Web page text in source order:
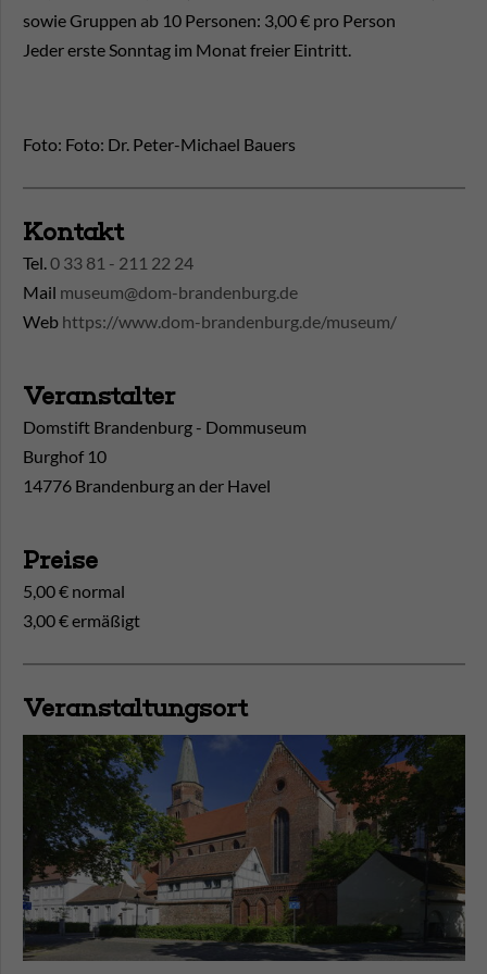
sowie Gruppen ab 10 Personen: 3,00 € pro Person
Jeder erste Sonntag im Monat freier Eintritt.
Foto: Foto: Dr. Peter-Michael Bauers
Kontakt
Tel.0 33 81 - 211 22 24
Mail museum@dom-brandenburg.de
Web https://www.dom-brandenburg.de/museum/
Veranstalter
Domstift Brandenburg - Dommuseum
Burghof 10
14776 Brandenburg an der Havel
Preise
5,00 € normal
3,00 € ermäßigt
Veranstaltungsort